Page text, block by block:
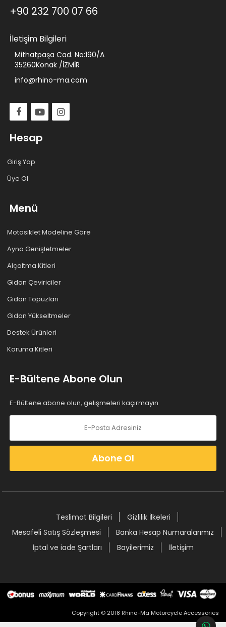
+90 232 700 07 66
İletişim Bilgileri
Mithatpaşa Cad. No:190/A
35260Konak /İZMİR
info@rhino-ma.com
Hesap
Giriş Yap
Üye Ol
Menü
Motosiklet Modeline Göre
Ayna Genişletmeler
Alçaltma Kitleri
Gidon Çeviriciler
Gidon Topuzları
Gidon Yükseltmeler
Destek Ürünleri
Koruma Kitleri
E-Bültene Abone Olun
E-Bültene abone olun, gelişmeleri kaçırmayın
Abone Ol
Teslimat Bilgileri
Gizlilik İlkeleri
Mesafeli Satış Sözleşmesi
Banka Hesap Numaralarımız
İptal ve iade Şartları
Bayilerimiz İletişim
Copyright © 2018 Rhino-Ma Motorcycle Accessories